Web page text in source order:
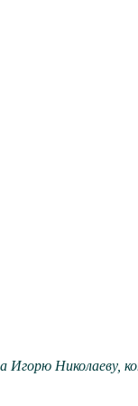
Николаеву,